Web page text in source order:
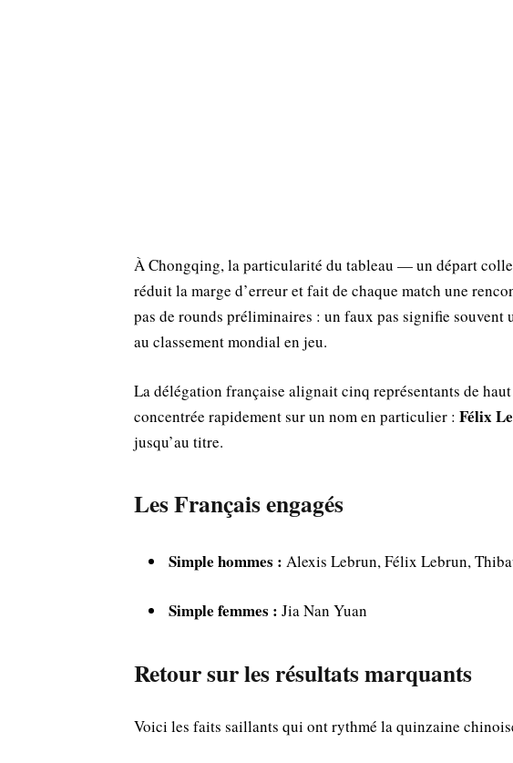
À Chongqing, la particularité du tableau — un départ
réduit la marge d’erreur et fait de chaque match une
pas de rounds préliminaires : un faux pas signifie
au classement mondial en jeu.
La délégation française alignait cinq représentants de
concentrée rapidement sur un nom en particulier : Félix
jusqu’au titre.
Les Français engagés
Simple hommes : Alexis Lebrun, Félix Lebrun,
Simple femmes : Jia Nan Yuan
Retour sur les résultats marquants
Voici les faits saillants qui ont rythmé la quinzaine